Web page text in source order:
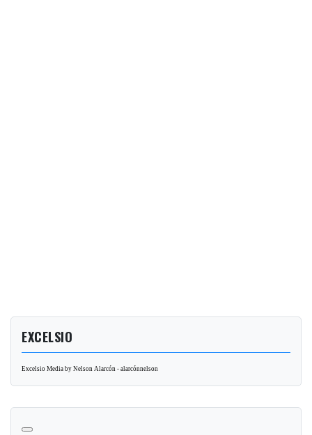
EXCELSIO
Excelsio Media by Nelson Alarcón - alarcónnelson